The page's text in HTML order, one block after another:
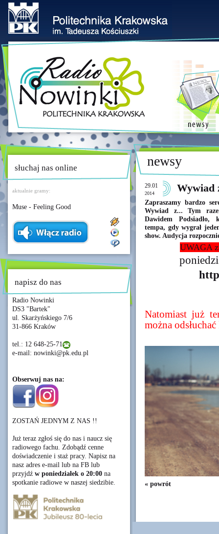
słuchaj nas online
aktualnie gramy:
Muse - Feeling Good
napisz do nas
Radio Nowinki
DS3 "Bartek"
ul. Skarżyńskiego 7/6
31-866 Kraków
tel.: 12 648-25-71
e-mail: nowinki@pk.edu.pl
Obserwuj nas na:
ZOSTAŃ JEDNYM Z NAS !!
Już teraz zgłoś się do nas i naucz się
radiowego fachu. Zdobądź cenne
doświadczenie i staż pracy. Napisz na
nasz adres e-mail lub na FB lub
przyjdź w poniedziałek o 20:00 na
spotkanie radiowe w naszej siedzibie.
newsy
29.01
2014 Wywiad
Zapraszamy bardzo
Wywiad z... Tym
Dawidem Podsiadło,
tempa, gdy wygrał
show. Audycja
UWAGA
Natomiast już
można
« powrót